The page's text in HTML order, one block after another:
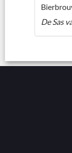
De Sas
© 2002 - 2026